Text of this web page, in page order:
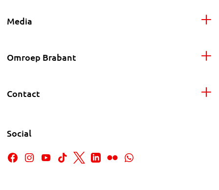
Media
Omroep Brabant
Contact
Social